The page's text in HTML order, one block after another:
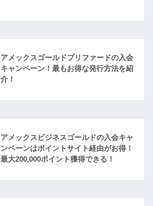
アメックスゴールドプリファードの入会
キャンペーン！最もお得な発行方法を紹
介！
アメックスビジネスゴールドの入会キャ
ンペーンはポイントサイト経由がお得！
最大200,000ポイント獲得できる！